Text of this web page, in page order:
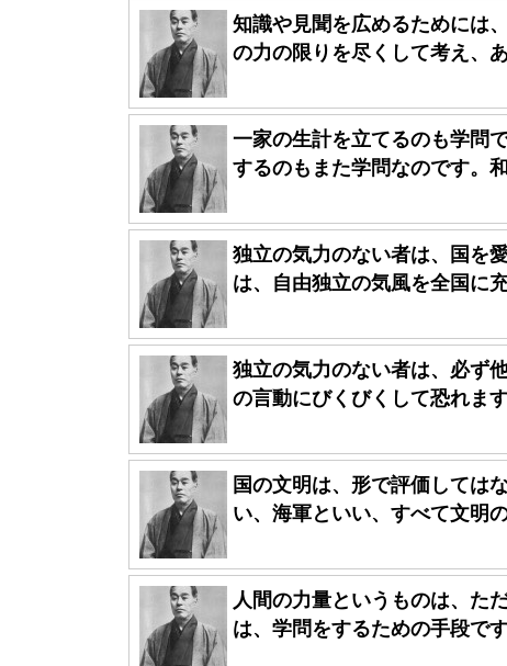
知識や見聞を広めるためには
の力の限りを尽くして考え、
一家の生計を立てるのも学問
するのもまた学問なのです。
独立の気力のない者は、国を
は、自由独立の気風を全国に
独立の気力のない者は、必ず
の言動にびくびくして恐れま
国の文明は、形で評価しては
い、海軍といい、すべて文明
人間の力量というものは、た
は、学問をするための手段で